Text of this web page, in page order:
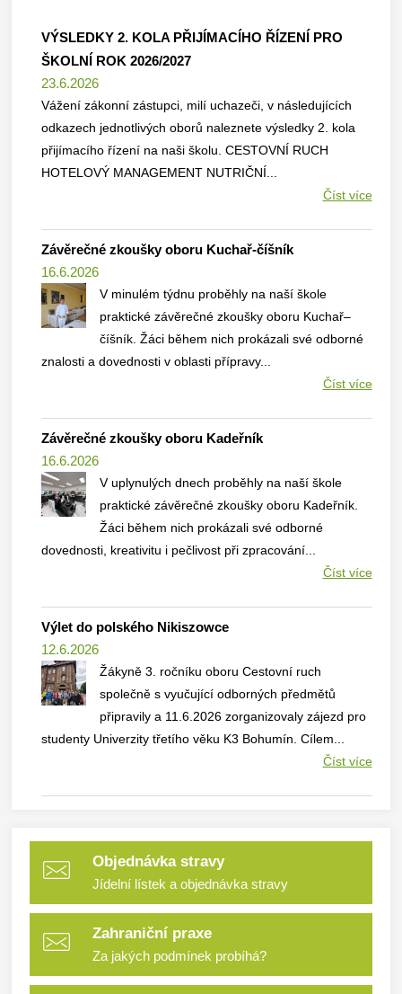
VÝSLEDKY 2. KOLA PŘIJÍMACÍHO ŘÍZENÍ PRO
ŠKOLNÍ ROK 2026/2027
23.6.2026
Vážení zákonní zástupci, milí uchazeči, v následujících
odkazech jednotlivých oborů naleznete výsledky 2. kola
přijímacího řízení na naši školu. CESTOVNÍ RUCH
HOTELOVÝ MANAGEMENT NUTRIČNÍ...
Číst více
Závěrečné zkoušky oboru Kuchař-číšník
16.6.2026
V minulém týdnu proběhly na naší škole
praktické závěrečné zkoušky oboru Kuchař–
číšník. Žáci během nich prokázali své odborné
znalosti a dovednosti v oblasti přípravy...
Číst více
Závěrečné zkoušky oboru Kadeřník
16.6.2026
V uplynulých dnech proběhly na naší škole
praktické závěrečné zkoušky oboru Kadeřník.
Žáci během nich prokázali své odborné
dovednosti, kreativitu i pečlivost při zpracování...
Číst více
Výlet do polského Nikiszowce
12.6.2026
Žákyně 3. ročníku oboru Cestovní ruch
společně s vyučující odborných předmětů
připravily a 11.6.2026 zorganizovaly zájezd pro
studenty Univerzity třetího věku K3 Bohumín. Cílem...
Číst více
Objednávka stravy
Jídelní lístek a objednávka stravy
Zahraniční praxe
Za jakých podmínek probíhá?